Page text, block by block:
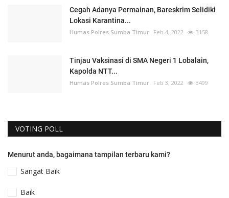
Cegah Adanya Permainan, Bareskrim Selidiki
Lokasi Karantina...
Humas Polres Sumba Timur Feb 4, 2022 3158
Tinjau Vaksinasi di SMA Negeri 1 Lobalain,
Kapolda NTT...
Humas Polres Sumba Timur Feb 3, 2022 3499
VOTING POLL
Menurut anda, bagaimana tampilan terbaru kami?
Sangat Baik
Baik